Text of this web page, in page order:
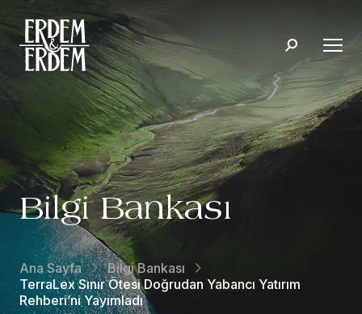
Bilgi Bankası
Ana Sayfa
Bilgi Bankası
TerraLex Sınır Ötesi Doğrudan Yabancı Yatırım
Rehberi’ni Yayımladı